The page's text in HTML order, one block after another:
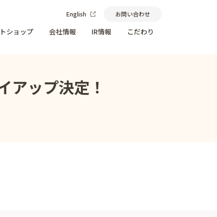
English お問い合わせ
ショップ 会社情報 IR情報 こだわり
アップ決定！